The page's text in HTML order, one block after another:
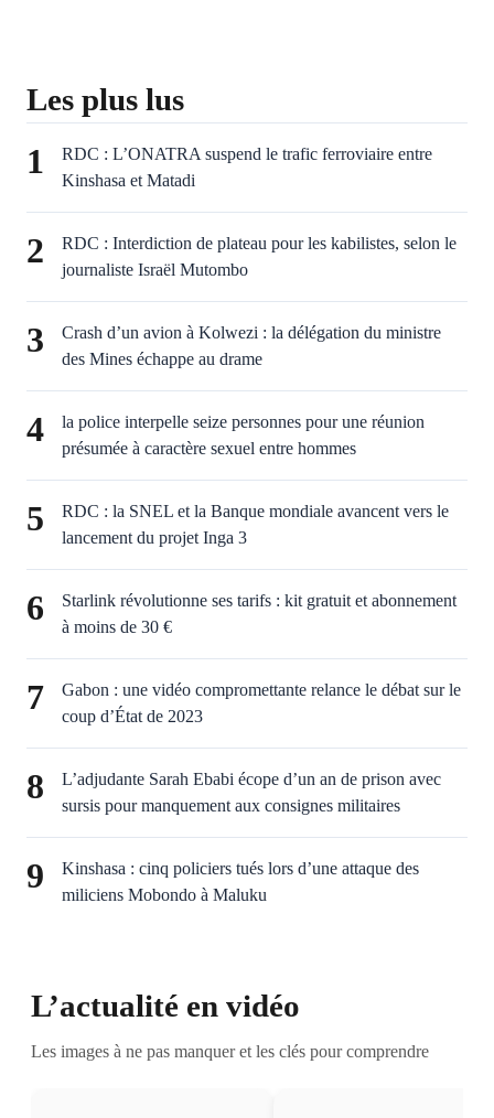
Les plus lus
1
RDC : L’ONATRA suspend le trafic ferroviaire entre
Kinshasa et Matadi
2
RDC : Interdiction de plateau pour les kabilistes, selon le
journaliste Israël Mutombo
3
Crash d’un avion à Kolwezi : la délégation du ministre
des Mines échappe au drame
4
la police interpelle seize personnes pour une réunion
présumée à caractère sexuel entre hommes
5
RDC : la SNEL et la Banque mondiale avancent vers le
lancement du projet Inga 3
6
Starlink révolutionne ses tarifs : kit gratuit et abonnement
à moins de 30 €
7
Gabon : une vidéo compromettante relance le débat sur le
coup d’État de 2023
8
L’adjudante Sarah Ebabi écope d’un an de prison avec
sursis pour manquement aux consignes militaires
9
Kinshasa : cinq policiers tués lors d’une attaque des
miliciens Mobondo à Maluku
L’actualité en vidéo
Les images à ne pas manquer et les clés pour comprendre